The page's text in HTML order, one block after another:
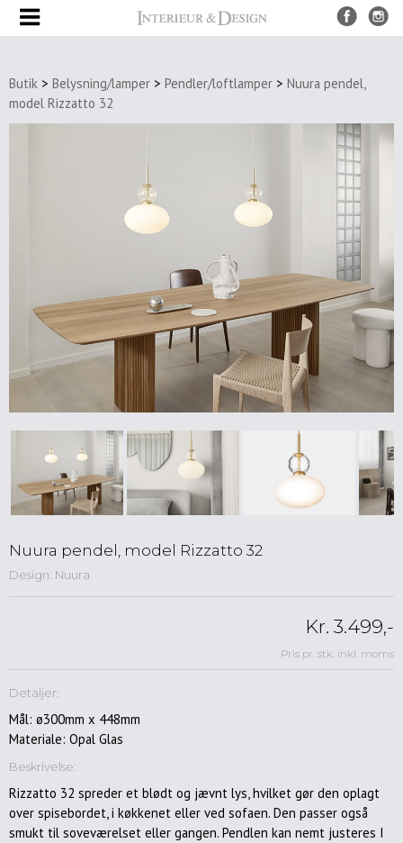
Butik > Belysning/lamper > Pendler/loftlamper > Nuura pendel,
model Rizzatto 32
Nuura pendel, model Rizzatto 32
Design: Nuura
Kr. 3.499,-
Pris pr. stk. inkl. moms
Detaljer:
Mål: ø300mm x 448mm
Materiale: Opal Glas
Beskrivelse:
Rizzatto 32 spreder et blødt og jævnt lys, hvilket gør den oplagt
over spisebordet, i køkkenet eller ved sofaen. Den passer også
smukt til soveværelset eller gangen. Pendlen kan nemt justeres I
UDSALG
Nye
Bakke
borde
Stole
Spisebordsstole
Lænestole
Kontorstole
Skamler
&
taburetter
Sofaer
Hifimøbler
Skriveborde
&
konsoller
Entre
møbler
Havemøbler